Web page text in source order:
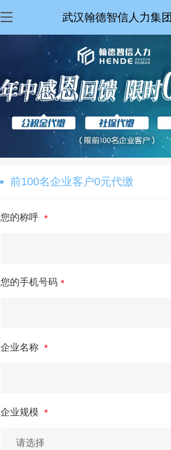
武汉翰德智信人力集团
前100名企业客户0元代缴
您的称呼
您的手机号码
企业名称
企业规模